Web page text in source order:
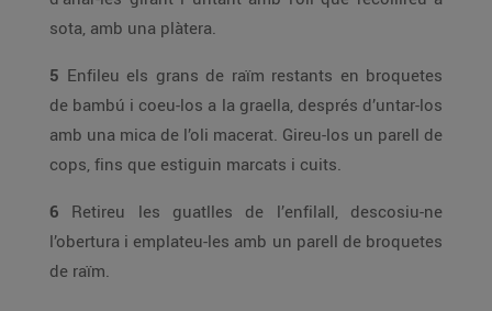
sota, amb una plàtera.
5 Enfileu els grans de raïm restants en broquetes
de bambú i coeu-los a la graella, després d’untar-los
amb una mica de l’oli macerat. Gireu-los un parell de
cops, fins que estiguin marcats i cuits.
6 Retireu les guatlles de l’enfilall, descosiu-ne
l’obertura i emplateu-les amb un parell de broquetes
de raïm.